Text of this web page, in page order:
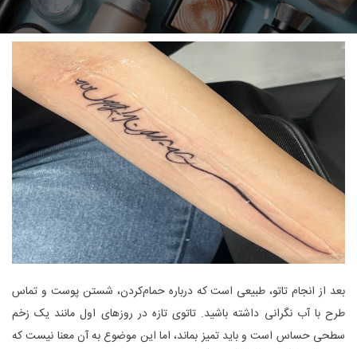
بعد از انجام تاتو، طبیعی است که درباره حمام‌کردن، شستن پوست و تماس
طرح با آب نگرانی داشته باشید. تاتوی تازه در روزهای اول مانند یک زخم
سطحی حساس است و باید تمیز بماند، اما این موضوع به آن معنا نیست که